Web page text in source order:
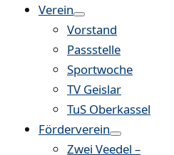
Verein
Vorstand
Passstelle
Sportwoche
TV Geislar
TuS Oberkassel
Förderverein
Zwei Veedel –